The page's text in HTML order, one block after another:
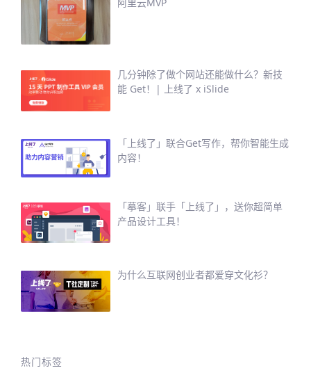
几分钟除了做个网站还能做什么？新技
能 Get！| 上线了 x iSlide
「上线了」联合Get写作，帮你智能生成
内容！
「摹客」联手「上线了」，送你超简单
产品设计工具！
为什么互联网创业者都爱穿文化衫？
热门标签